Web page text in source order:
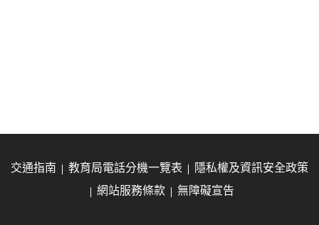
交通指南 教育局電話分機一覽表
隱私權及資訊安全政策
網站服務條款
無障礙宣告